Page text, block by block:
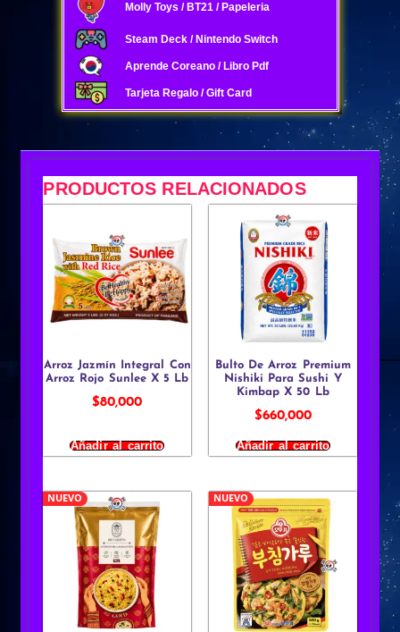
Molly Toys / BT21 / Papeleria
Steam Deck / Nintendo Switch
Aprende Coreano / Libro Pdf
Tarjeta Regalo / Gift Card
PRODUCTOS RELACIONADOS
Arroz Jazmín Integral Con
Arroz Rojo Sunlee X 5 Lb
$80,000
Añadir al carrito
Bulto De Arroz Premium
Nishiki Para Sushi Y
Kimbap X 50 Lb
$660,000
Añadir al carrito
NUEVO NUEVO